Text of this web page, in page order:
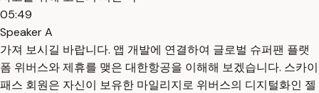
05:49
Speaker A
가져 보시길 바랍니다. 앱 개발에 연결하여 글로벌 슈퍼팬 플랫
폼 위버스와 제휴를 맺은 대한항공을 이해해 보겠습니다. 스카이
패스 회원은 자신이 보유한 마일리지로 위버스의 디지털화인 젤